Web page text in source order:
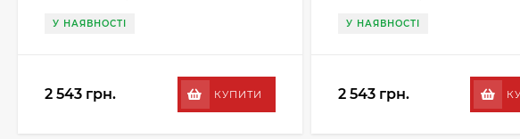
У НАЯВНОСТІ
2 543 грн. КУПИТИ
У НАЯВНОСТІ
2 543 грн.